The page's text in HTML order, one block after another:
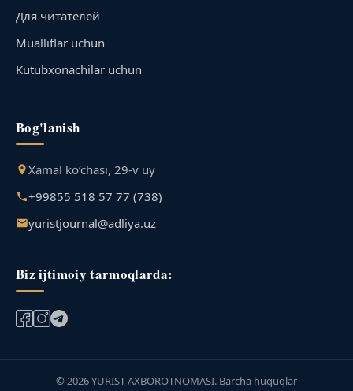
Для читателей
Mualliflar uchun
Kutubxonachilar uchun
Bog'lanish
Xamal ko‘chasi, 29-v uy
+99855 518 57 77 (738)
yuristjournal@adliya.uz
Biz ijtimoiy tarmoqlarda:
© 2026 YURIST AXBOROTNOMASI. Barcha huquqlar